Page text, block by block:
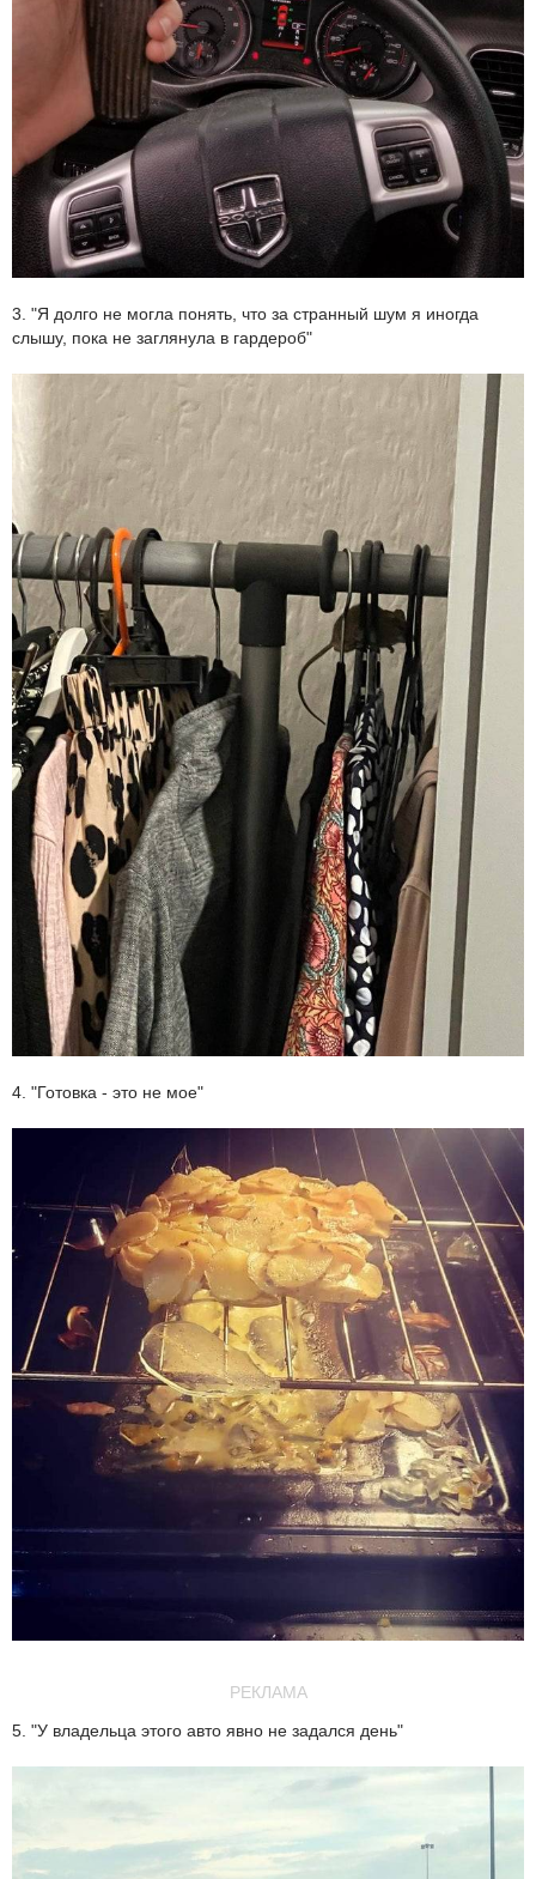
3. "Я долго не могла понять, что за странный шум я иногда
слышу, пока не заглянула в гардероб"
4. "Готовка - это не мое"
РЕКЛАМА
5. "У владельца этого авто явно не задался день"